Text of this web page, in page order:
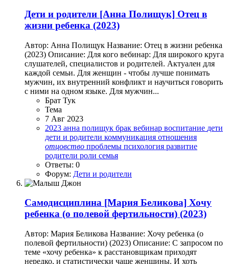
Дети и родители [Анна Полищук] Отец в
жизни ребенка (2023)
Автор: Анна Полищук Название: Отец в жизни ребенка
(2023) Описание: Для кого вебинар: Для широкого круга
слушателей, специалистов и родителей. Актуален для
каждой семьи. Для женщин - чтобы лучше понимать
мужчин, их внутренний конфликт и научиться говорить
с ними на одном языке. Для мужчин...
Брат Тук
Тема
7 Авг 2023
2023 анна полищук брак вебинар воспитание дети
дети и родители коммуникация отношения
отцовство проблемы психология развитие
родители роли семья
Ответы: 0
Форум: Дети и родители
Самодисциплина [Мария Беликова] Хочу
ребенка (о полевой фертильности) (2023)
Автор: Мария Беликова Название: Хочу ребенка (о
полевой фертильности) (2023) Описание: С запросом по
теме «хочу ребенка» к расстановщикам приходят
нередко, и статистически чаще женщины. И хоть